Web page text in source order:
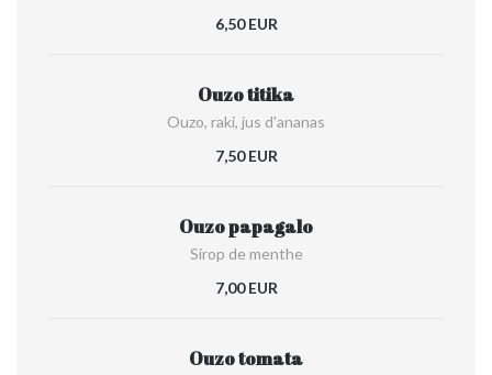
6,50 EUR
Ouzo titika
Ouzo, raki, jus d'ananas
7,50 EUR
Ouzo papagalo
Sirop de menthe
7,00 EUR
Ouzo tomata